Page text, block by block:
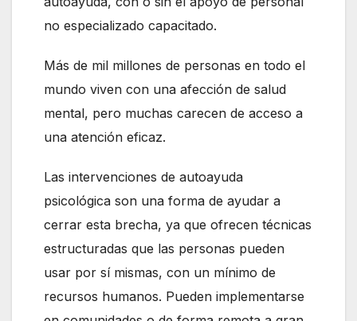
no especializado capacitado.
Más de mil millones de personas en todo el
mundo viven con una afección de salud
mental, pero muchas carecen de acceso a
una atención eficaz.
Las intervenciones de autoayuda
psicológica son una forma de ayudar a
cerrar esta brecha, ya que ofrecen técnicas
estructuradas que las personas pueden
usar por sí mismas, con un mínimo de
recursos humanos. Pueden implementarse